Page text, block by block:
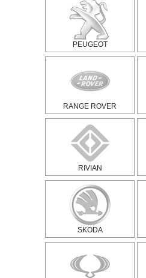
PEUGEOT
RANGE ROVER
RIVIAN
SKODA